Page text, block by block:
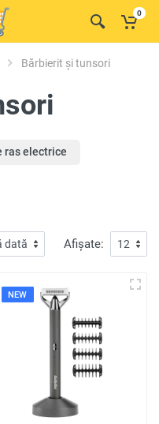
0
Bărbierit și tunsori
ras electrice
Afișate:
NEW